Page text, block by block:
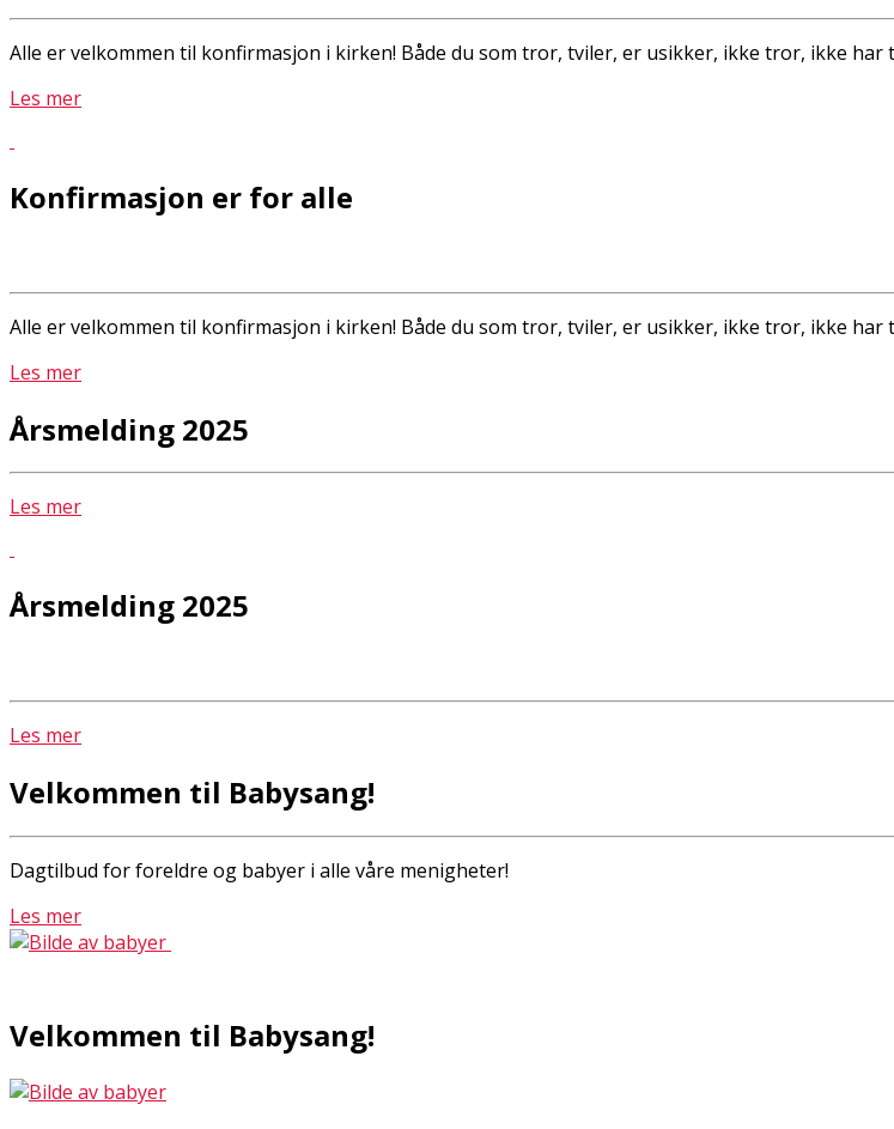
Alle er velkommen til konfirmasjon i kirken! Både du som tror, tviler, er usikker, ikke tror, ikke
Les mer
Konfirmasjon er for alle
Alle er velkommen til konfirmasjon i kirken! Både du som tror, tviler, er usikker, ikke tror, ikke
Les mer
Årsmelding 2025
Les mer
Årsmelding 2025
Les mer
Velkommen til Babysang!
Dagtilbud for foreldre og babyer i alle våre menigheter!
Les mer
Velkommen til Babysang!